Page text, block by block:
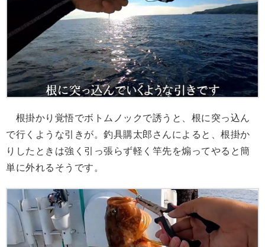
根掛かり覚悟でボトムノックで誘うと、根に突っ込ん
で行くような引きが。釣具購太郎さんによると、根掛か
りしたときは強く引っ張らず軽く竿先を煽ってやると簡
単に外れるそうです。